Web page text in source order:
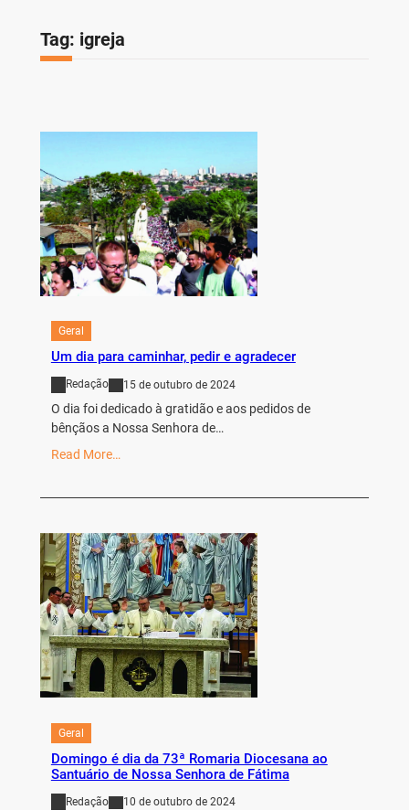
Tag: igreja
Geral
Um dia para caminhar, pedir e agradecer
Redação 15 de outubro de 2024
O dia foi dedicado à gratidão e aos pedidos de
bênçãos a Nossa Senhora de…
Read More…
Geral
Domingo é dia da 73ª Romaria Diocesana ao
Santuário de Nossa Senhora de Fátima
Redação 10 de outubro de 2024